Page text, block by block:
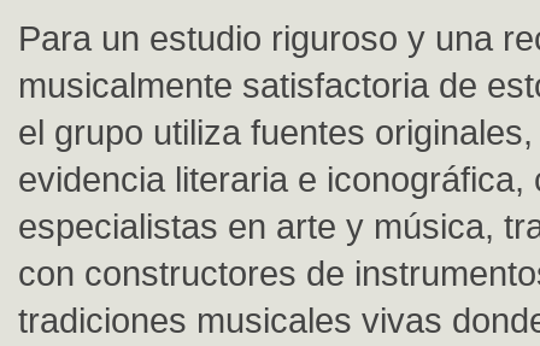
Para un estudio riguroso y una
musicalmente satisfactoria de
el grupo utiliza fuentes
evidencia literaria e iconográfica,
especialistas en arte y música,
con constructores de
tradiciones musicales vivas